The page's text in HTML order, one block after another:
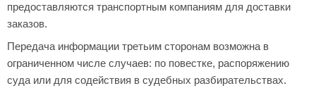
предоставляются транспортным компаниям для доставки
заказов.
Передача информации третьим сторонам возможна в
ограниченном числе случаев: по повестке, распоряжению
суда или для содействия в судебных разбирательствах.